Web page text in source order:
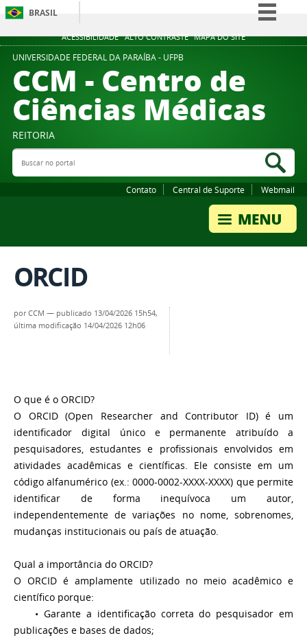
ACESSIBILIDADE ALTO CONTRASTE MAPA DO SITE
BRASIL
Simplifique!
Participe
Acesso à informação
Legislação
UNIVERSIDADE FEDERAL DA PARAÍBA - UFPB
CCM - Centro de
Ciências Médicas
REITORIA
Buscar no portal
Contato Central de Suporte Webmail
ORCID
porCCM — publicado 13/04/2026 15h54,
última modificação 14/04/2026 12h06
O que é o ORCID?
O ORCID (Open Researcher and Contributor ID) é um
identificador digital único e permanente atribuído a
pesquisadores, estudantes e profissionais envolvidos em
atividades acadêmicas e científicas. Ele consiste em um
código alfanumérico (ex.: 0000-0002-XXXX-XXXX) que permite
identificar de forma inequívoca um autor,
independentemente de variações no nome, sobrenomes,
mudanças institucionais ou país de atuação.
Qual a importância do ORCID?
O ORCID é amplamente utilizado no meio acadêmico e
científico porque:
• Garante a identificação correta do pesquisador em
publicações e bases de dados;